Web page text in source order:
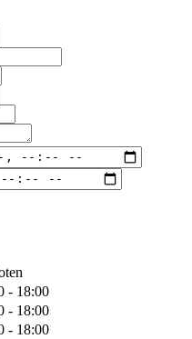
- 18:00
- 18:00
- 18:00